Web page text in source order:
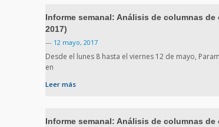
Informe semanal: Análisis de columnas
2017)
— 12 mayo, 2017
Desde el lunes 8 hasta el viernes 12 de mayo,
en
Leer más
Informe semanal: Análisis de columnas